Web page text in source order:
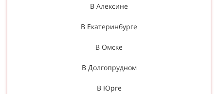
В Алексине
В Екатеринбурге
В Омске
В Долгопрудном
В Юрге